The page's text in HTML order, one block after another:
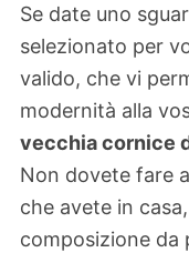
Se date uno
selezionato per
valido, che vi
modernità alla
vecchia cornice
Non dovete fare
che avete in
composizione da